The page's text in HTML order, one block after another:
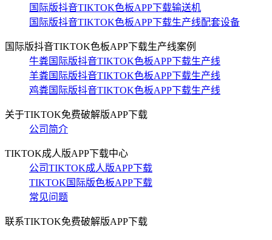
国际版抖音TIKTOK色板APP下载输送机
国际版抖音TIKTOK色板APP下载生产线配套设备
国际版抖音TIKTOK色板APP下载生产线案例
牛粪国际版抖音TIKTOK色板APP下载生产线
羊粪国际版抖音TIKTOK色板APP下载生产线
鸡粪国际版抖音TIKTOK色板APP下载生产线
关于TIKTOK免费破解版APP下载
公司简介
TIKTOK成人版APP下载中心
公司TIKTOK成人版APP下载
TIKTOK国际版色板APP下载
常见问题
联系TIKTOK免费破解版APP下载